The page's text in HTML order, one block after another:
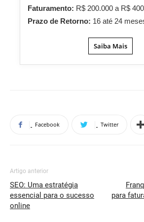
Faturamento: R$ 200.000 a R$
Prazo de Retorno: 16 até 24
Saiba Mais
Facebook Twitter
Artigo anterior
SEO: Uma estratégia
essencial para o sucesso
online
para